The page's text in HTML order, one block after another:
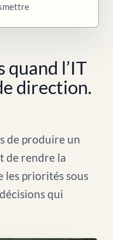
l’IT
direction.
de produire un
de rendre la
les priorités sous
qui